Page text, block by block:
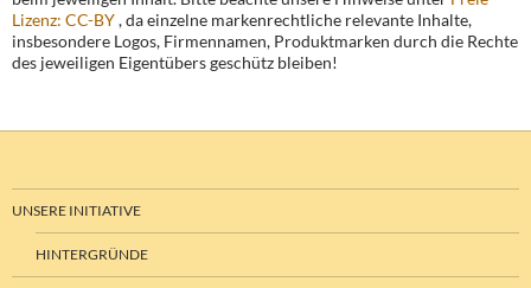
Lizenz: CC-BY, da einzelne markenrechtliche relevante Inhalte,
insbesondere Logos, Firmennamen, Produktmarken durch die Rechte
des jeweiligen Eigentübers geschütz bleiben!
UNSERE INITIATIVE
HINTERGRÜNDE